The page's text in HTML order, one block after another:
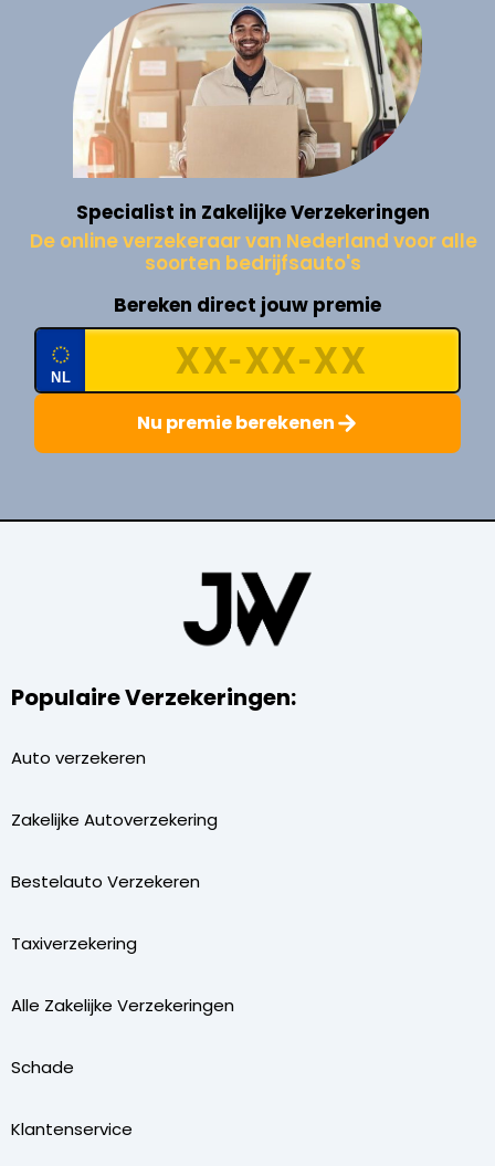
Specialist in Zakelijke Verzekeringen
De online verzekeraar van Nederland voor alle
soorten bedrijfsauto's
Bereken direct jouw premie
NL
Nu premie berekenen
Populaire Verzekeringen:
Auto verzekeren
Zakelijke Autoverzekering
Bestelauto Verzekeren
Taxiverzekering
Alle Zakelijke Verzekeringen
Schade
Klantenservice